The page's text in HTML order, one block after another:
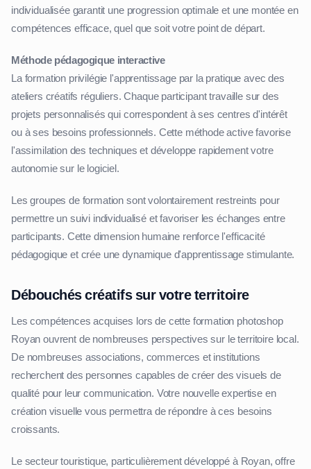
individualisée garantit une progression optimale et une montée en
compétences efficace, quel que soit votre point de départ.
Méthode pédagogique interactive
La formation privilégie l'apprentissage par la pratique avec des
ateliers créatifs réguliers. Chaque participant travaille sur des
projets personnalisés qui correspondent à ses centres d'intérêt
ou à ses besoins professionnels. Cette méthode active favorise
l'assimilation des techniques et développe rapidement votre
autonomie sur le logiciel.
Les groupes de formation sont volontairement restreints pour
permettre un suivi individualisé et favoriser les échanges entre
participants. Cette dimension humaine renforce l'efficacité
pédagogique et crée une dynamique d'apprentissage stimulante.
Débouchés créatifs sur votre territoire
Les compétences acquises lors de cette formation photoshop
Royan ouvrent de nombreuses perspectives sur le territoire local.
De nombreuses associations, commerces et institutions
recherchent des personnes capables de créer des visuels de
qualité pour leur communication. Votre nouvelle expertise en
création visuelle vous permettra de répondre à ces besoins
croissants.
Le secteur touristique, particulièrement développé à Royan, offre